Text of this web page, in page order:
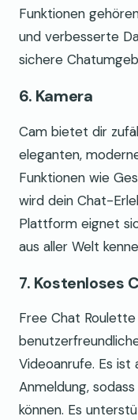
Funktionen
und verbesserte
sichere
6. Kamera
Cam bietet dir
eleganten,
Funktionen wie
wird dein Chat-
Plattform eignet
aus aller Welt
7. Kostenloses
Free Chat
Videoanrufe. Es
Anmeldung,
können. Es